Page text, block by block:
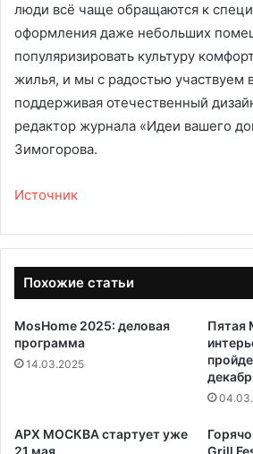
люди всё чаще обращаются к
оформления даже небольших
популяризировать культуру
жилья, и мы с радостью участвуем
поддерживая отечественный
редактор журнала «Идеи вашего
Зимогорова.
Источник
Похожие статьи
MosHome 2025: деловая
программа
14.03.2025
Пятая
АРХ МОСКВА стартует уже
21 мая
Grill